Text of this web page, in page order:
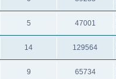
5 47001
14 129564
9 65734